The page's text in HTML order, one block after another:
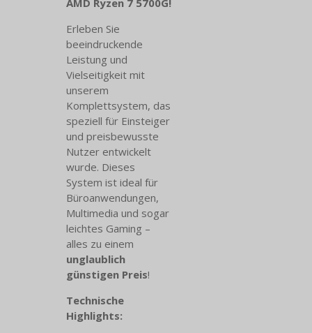
Erleben Sie
beeindruckende
Leistung und
Vielseitigkeit mit
unserem
Komplettsystem, das
speziell für Einsteiger
und preisbewusste
Nutzer entwickelt
wurde. Dieses
System ist ideal für
Büroanwendungen,
Multimedia und sogar
leichtes Gaming –
alles zu einem
unglaublich
günstigen Preis!
Technische
Highlights: